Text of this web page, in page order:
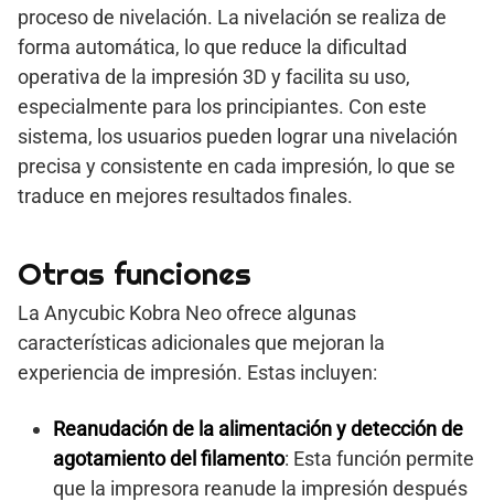
proceso de nivelación. La nivelación se realiza de
forma automática, lo que reduce la dificultad
operativa de la impresión 3D y facilita su uso,
especialmente para los principiantes. Con este
sistema, los usuarios pueden lograr una nivelación
precisa y consistente en cada impresión, lo que se
traduce en mejores resultados finales.
Otras funciones
La Anycubic Kobra Neo ofrece algunas
características adicionales que mejoran la
experiencia de impresión. Estas incluyen:
Reanudación de la alimentación y detección de
agotamiento del filamento: Esta función permite
que la impresora reanude la impresión después